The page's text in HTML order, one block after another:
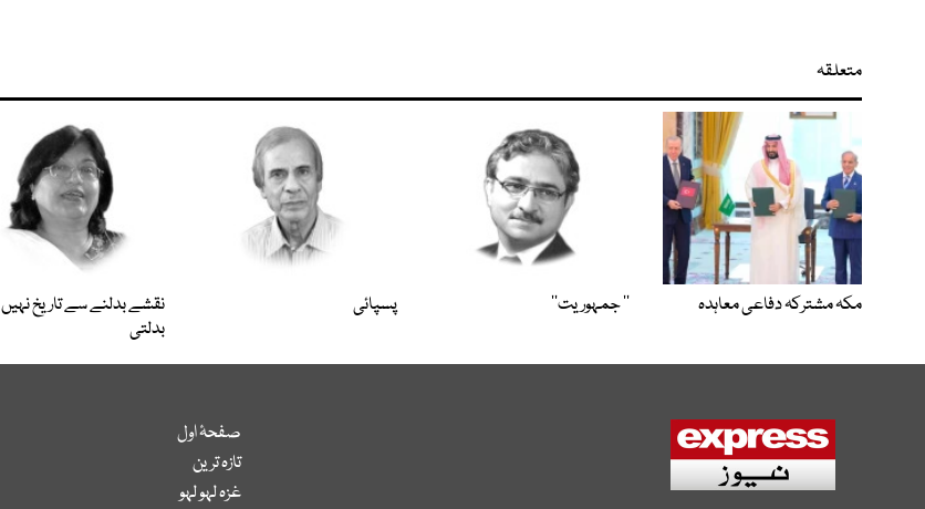
متعلقہ
مکہ مشترکہ دفاعی معاہدہ ’’ جمہوریت‘‘ پسپائی
نقشے بدلنے سے تاریخ نہیں
بدلتی
صفحۂ اول
تازہ ترین
غزہ لہو لہو